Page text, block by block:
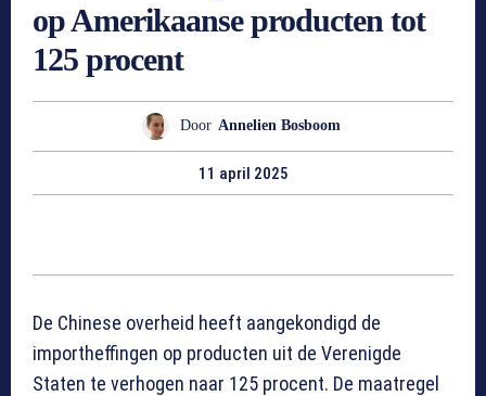
op Amerikaanse producten tot
125 procent
Door Annelien Bosboom
11 april 2025
De Chinese overheid heeft aangekondigd de
importheffingen op producten uit de Verenigde
Staten te verhogen naar 125 procent. De maatregel